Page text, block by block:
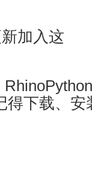
加入这
得下载、安